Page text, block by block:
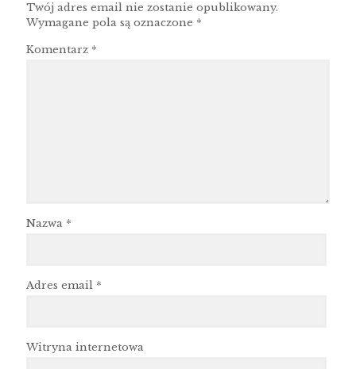
Twój adres email nie zostanie opublikowany.
Wymagane pola są oznaczone *
Komentarz *
Nazwa *
Adres email *
Witryna internetowa